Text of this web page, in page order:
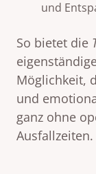
und
So bietet die
Möglichkeit,
und
ganz ohne
Ausfallzeiten.